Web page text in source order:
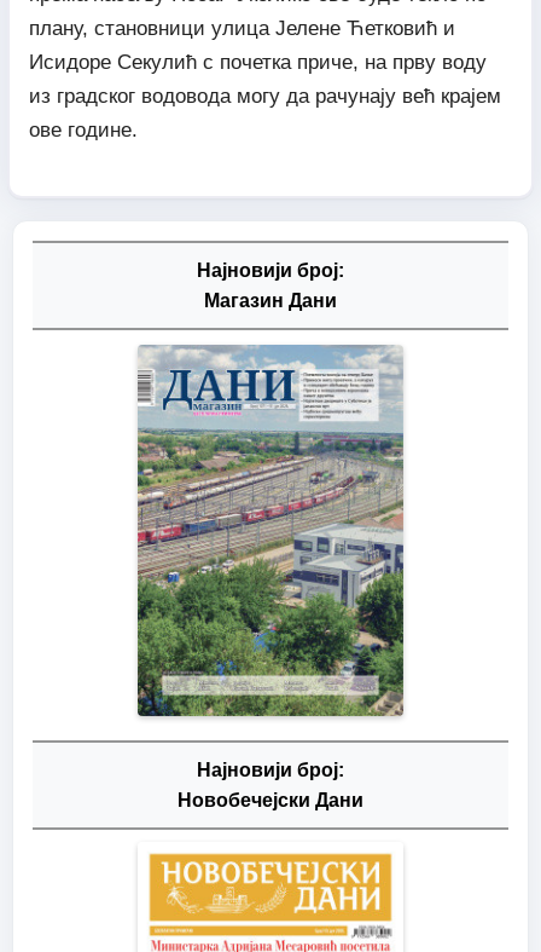
плану, становници улица Јелене Ћетковић и
Исидоре Секулић с почетка приче, на прву воду
из градског водовода могу да рачунају већ крајем
ове године.
Најновији број:
Магазин Дани
Најновији број:
Новобечејски Дани